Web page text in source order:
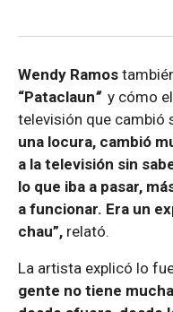
Wendy Ramos
“Pataclaun” y cómo
televisión que cambió
una locura, cambió
a la televisión sin
lo que iba a pasar,
a funcionar. Era un
chau”, relató.
La artista explicó lo
gente no tiene